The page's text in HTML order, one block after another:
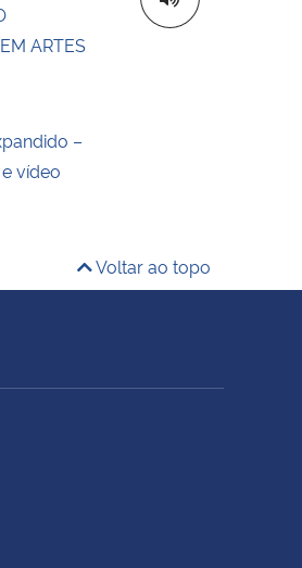
ARTES
–
vídeo
Voltar ao topo